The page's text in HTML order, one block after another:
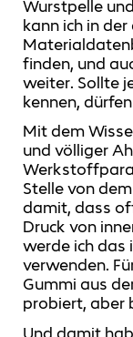
Wurstpelle
kann ich in
finden, und
weiter. Sollte
kennen,
Mit dem
und völliger
Stelle von
damit, dass
Druck von
werde ich das
verwenden.
Gummi aus
probiert, aber